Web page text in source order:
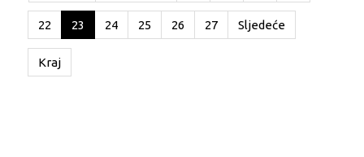
22 23 24 25 26 27 Sljedeće
Kraj